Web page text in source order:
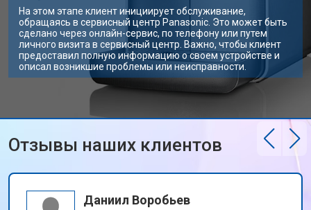
На этом этапе клиент инициирует обслуживание,
обращаясь в сервисный центр Panasonic. Это может быть
сделано через онлайн-сервис, по телефону или путем
личного визита в сервисный центр. Важно, чтобы клиент
предоставил полную информацию о своем устройстве и
описал возникшие проблемы или неисправности.
Отзывы наших клиентов
Даниил Воробьев